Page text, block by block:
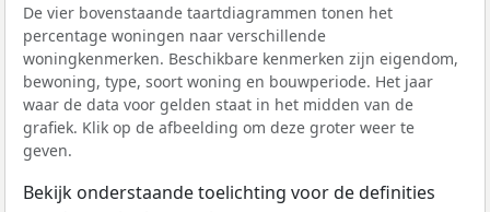
De vier bovenstaande taartdiagrammen tonen het
percentage woningen naar verschillende
woningkenmerken. Beschikbare kenmerken zijn eigendom,
bewoning, type, soort woning en bouwperiode. Het jaar
waar de data voor gelden staat in het midden van de
grafiek. Klik op de afbeelding om deze groter weer te
geven.
Bekijk onderstaande toelichting voor de definities